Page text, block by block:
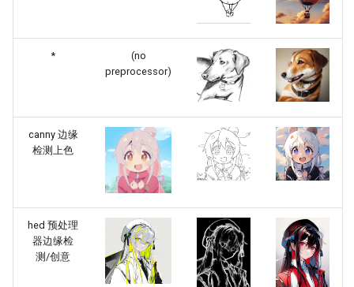
*
(no
preprocessor)
canny 边缘
检测上色
hed 预处理
器边缘检
测/创意